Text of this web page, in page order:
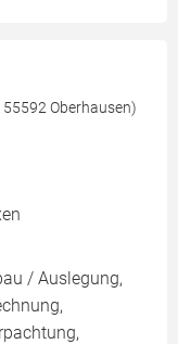
Oberhausen)
/ Auslegung,